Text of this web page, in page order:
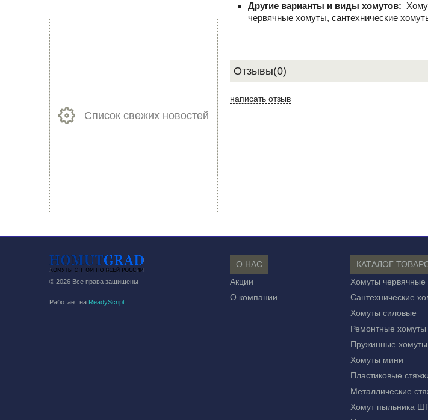
Другие варианты и виды хомутов:
червячные хомуты, сантехнические
Отзывы(0)
написать отзыв
Список свежих новостей
© 2026 Все права защищены
Работает на ReadyScript
О НАС
Акции
О компании
КАТАЛОГ
Хомуты червячные
Сантехнические
Хомуты силовые
Ремонтные хомуты
Пружинные хомуты
Хомуты мини
Пластиковые
Металлические
Хомут пыльника